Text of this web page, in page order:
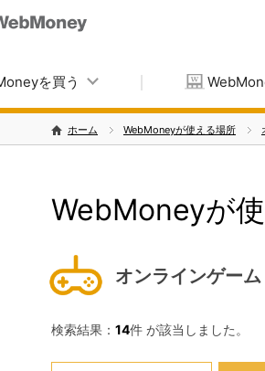
を買う
ホーム WebMoneyが使える場所
WebMoneyが
オンラインゲーム
検索結果： 14件 が該当しました。